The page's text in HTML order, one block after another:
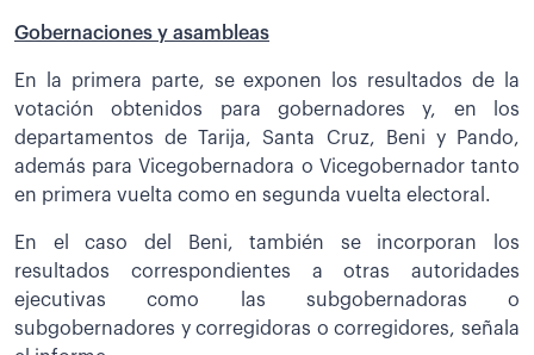
Gobernaciones y asambleas
En la primera parte, se exponen los resultados de la
votación obtenidos para gobernadores y, en los
departamentos de Tarija, Santa Cruz, Beni y Pando,
además para Vicegobernadora o Vicegobernador tanto
en primera vuelta como en segunda vuelta electoral.
En el caso del Beni, también se incorporan los
resultados correspondientes a otras autoridades
ejecutivas como las subgobernadoras o
subgobernadores y corregidoras o corregidores, señala